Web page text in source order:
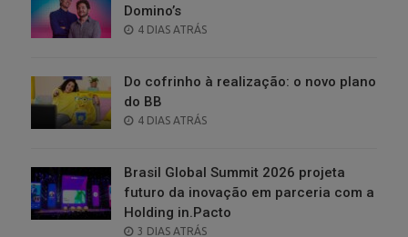
Domino’s
POSTED
4 DIAS ATRÁS
Do cofrinho à realização: o novo plano
do BB
POSTED
4 DIAS ATRÁS
Brasil Global Summit 2026 projeta
futuro da inovação em parceria com a
Holding in.Pacto
POSTED
3 DIAS ATRÁS